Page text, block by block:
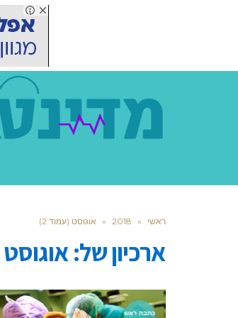
ראשי »
2018
» אוגוסט (עמוד 2)
ארכיון של:אוגוסט 2018
כתבה ראש